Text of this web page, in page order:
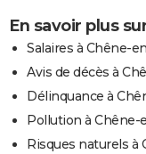
En savoir plus
Salaires à Chêne-
Avis de décès à
Délinquance à
Pollution à Chêne-
Risques naturels à